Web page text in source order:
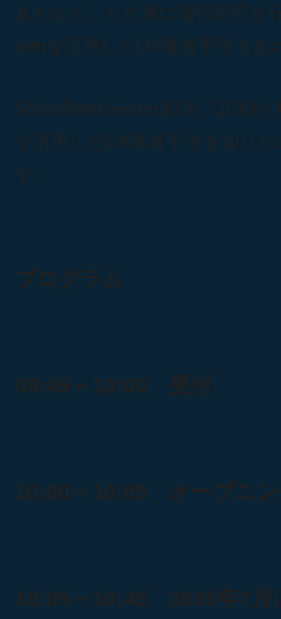
あわせて、ただ単に移行対応を
ormを活用したDX推進手法もあ
SharePoint Server2016・2019
を活用したDX推進手法を知り
プログラム
09:45～10:00 受付
10:00～10:05 オープニン
10:05～10:45 2026年7月